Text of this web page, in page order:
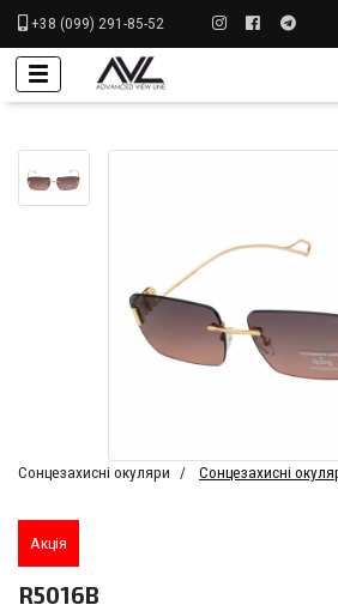
+38 (099) 291-85-52
Сонцезахисні окуляри Сонцезахисні
Акція
R5016B